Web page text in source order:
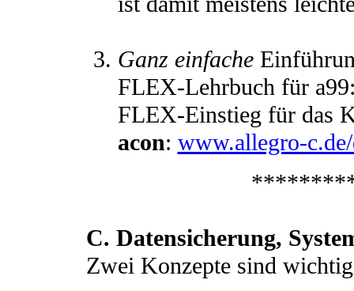
Ganz einfache
FLEX-Lehrbuch für
FLEX-Einstieg für das
acon: www.allegro-
C. Datensicherung,
Zwei Konzepte sind